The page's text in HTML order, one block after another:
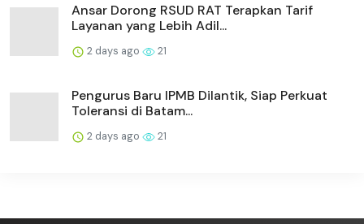
Ansar Dorong RSUD RAT Terapkan Tarif
Layanan yang Lebih Adil...
2 days ago 21
Pengurus Baru IPMB Dilantik, Siap Perkuat
Toleransi di Batam...
2 days ago 21